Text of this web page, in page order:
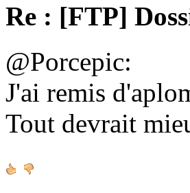
Re : [FTP]
@Porcepic:
J'ai remis
Tout devrait